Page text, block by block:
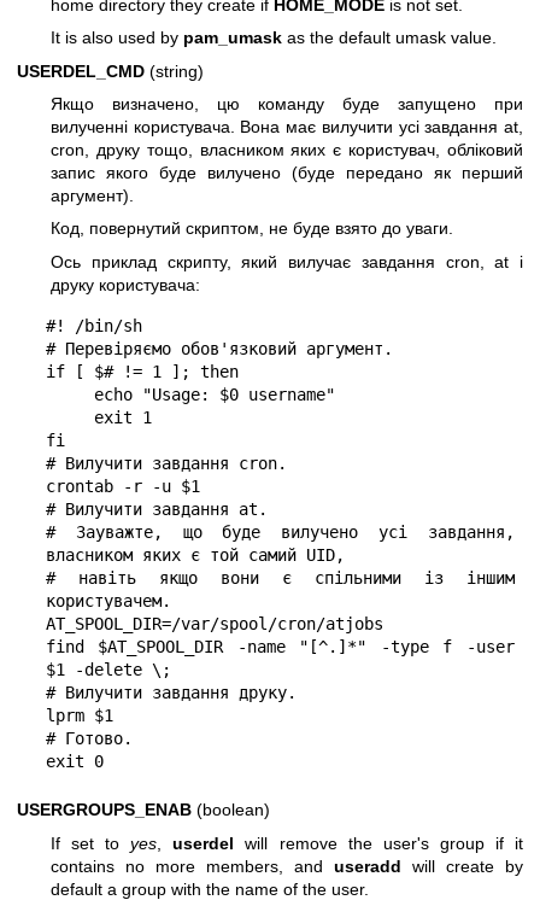
home directory they create if HOME_MODE is not set.
It is also used by pam_umask as the default umask value.
USERDEL_CMD (string)
Якщо визначено, цю команду буде запущено при
вилученні користувача. Вона має вилучити усі завдання at,
cron, друку тощо, власником яких є користувач, обліковий
запис якого буде вилучено (буде передано як перший
аргумент).
Код, повернутий скриптом, не буде взято до уваги.
Ось приклад скрипту, який вилучає завдання cron, at і
друку користувача:
#! /bin/sh
# Перевіряємо обов'язковий аргумент.
if [ $# != 1 ]; then
fi
# Вилучити завдання cron.
crontab -r -u $1
# Вилучити завдання at.
# Зауважте, що буде вилучено усі завдання,
власником яких є той самий UID,
# навіть якщо вони є спільними із іншим
користувачем.
AT_SPOOL_DIR=/var/spool/cron/atjobs
find $AT_SPOOL_DIR -name "[^.]*" -type f -user
$1 -delete \;
# Вилучити завдання друку.
lprm $1
# Готово.
exit 0
USERGROUPS_ENAB (boolean)
If set toyes ,userdel will remove the user's group if it
contains no more members, and useradd will create by
default a group with the name of the user.